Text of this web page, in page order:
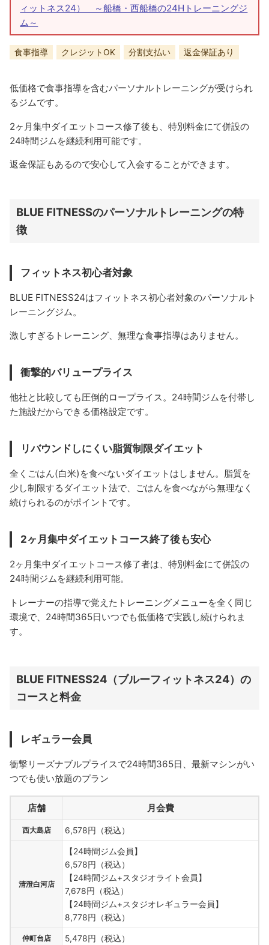
ィットネス24） ～船橋・西船橋の24Hトレーニングジ
ム～
食事指導 クレジットOK 分割支払い 返金保証あり
低価格で食事指導を含むパーソナルトレーニングが受けられ
るジムです。
2ヶ月集中ダイエットコース修了後も、特別料金にて併設の
24時間ジムを継続利用可能です。
返金保証もあるので安心して入会することができます。
BLUE FITNESSのパーソナルトレーニングの特
徴
フィットネス初心者対象
BLUE FITNESS24はフィットネス初心者対象のパーソナルト
レーニングジム。
激しすぎるトレーニング、無理な食事指導はありません。
衝撃的バリュープライス
他社と比較しても圧倒的ロープライス。24時間ジムを付帯し
た施設だからできる価格設定です。
リバウンドしにくい脂質制限ダイエット
全くごはん(白米)を食べないダイエットはしません。脂質を
少し制限するダイエット法で、ごはんを食べながら無理なく
続けられるのがポイントです。
2ヶ月集中ダイエットコース終了後も安心
2ヶ月集中ダイエットコース修了者は、特別料金にて併設の
24時間ジムを継続利用可能。
トレーナーの指導で覚えたトレーニングメニューを全く同じ
環境で、24時間365日いつでも低価格で実践し続けられま
す。
BLUE FITNESS24（ブルーフィットネス24）の
コースと料金
レギュラー会員
衝撃リーズナブルプライスで24時間365日、最新マシンがい
つでも使い放題のプラン
店舗 月会費
西大島店 6,578円（税込）
清澄白河店
【24時間ジム会員】
6,578円（税込）
【24時間ジム+スタジオライト会員】
7,678円（税込）
【24時間ジム+スタジオレギュラー会員】
8,778円（税込）
仲町台店 5,478円（税込）